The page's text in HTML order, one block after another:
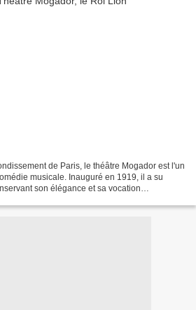
de Paris, le théâtre Mogador est l'un
musicale. Inauguré en 1919, il a su
son élégance et sa vocation